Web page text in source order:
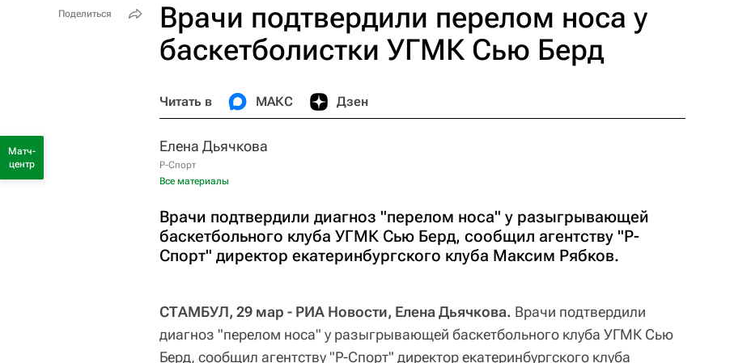
Врачи подтвердили перелом носа у
баскетболистки УГМК Сью Берд
Читать в МАКС Дзен
Елена Дьячкова
Р-Спорт
Все материалы
Врачи подтвердили диагноз "перелом носа" у разыгрывающей
баскетбольного клуба УГМК Сью Берд, сообщил агентству "Р-
Спорт" директор екатеринбургского клуба Максим Рябков.
СТАМБУЛ, 29 мар - РИА Новости, Елена Дьячкова. Врачи подтвердили
диагноз "перелом носа" у разыгрывающей баскетбольного клуба УГМК Сью
Берд, сообщил агентству "Р-Спорт" директор екатеринбургского клуба
Поделиться
Матч-
центр